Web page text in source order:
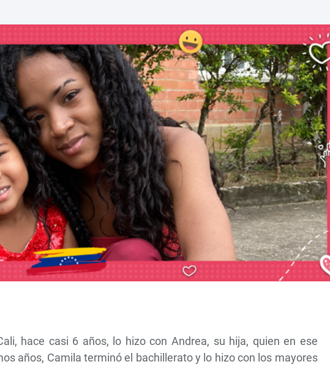
hace casi 6 años, lo hizo con Andrea, su hija, quien en ese
años, Camila terminó el bachillerato y lo hizo con los mayores
empoderada y
el 2015, se conformó la Red SOS,
movimiento juvenil que aboga por
la defensa de los derechos de la niñez
la adolescencia de nuestro país, y
está conformada por
adolescentes y jóvenes participantes
Puedes lograr lo que te
propongas
¡Participativa, amigable y
colaboradora, son apenas tres de las
cualidades que describen a una de las
lideresas de la aldea de
Bucaramanga, Santander!